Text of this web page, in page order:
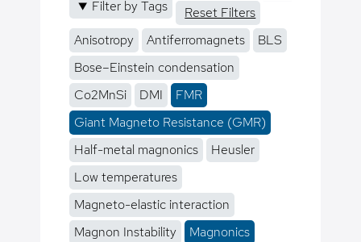
Filter by Tags
Reset Filters
Anisotropy
Antiferromagnets
BLS
Bose–Einstein condensation
Co2MnSi
DMI
FMR
Giant Magneto Resistance (GMR)
Half-metal magnonics
Heusler
Low temperatures
Magneto-elastic interaction
Magnon Instability
Magnonics